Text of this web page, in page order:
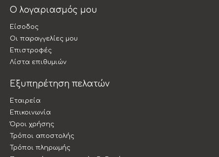
Ο λογαριασμός μου
Είσοδος
Οι παραγγελίες μου
Επιστροφές
Λίστα επιθυμιών
Εξυπηρέτηση πελατών
Εταιρεία
Επικοινωνία
Όροι χρήσης
Τρόποι αποστολής
Τρόποι πληρωμής